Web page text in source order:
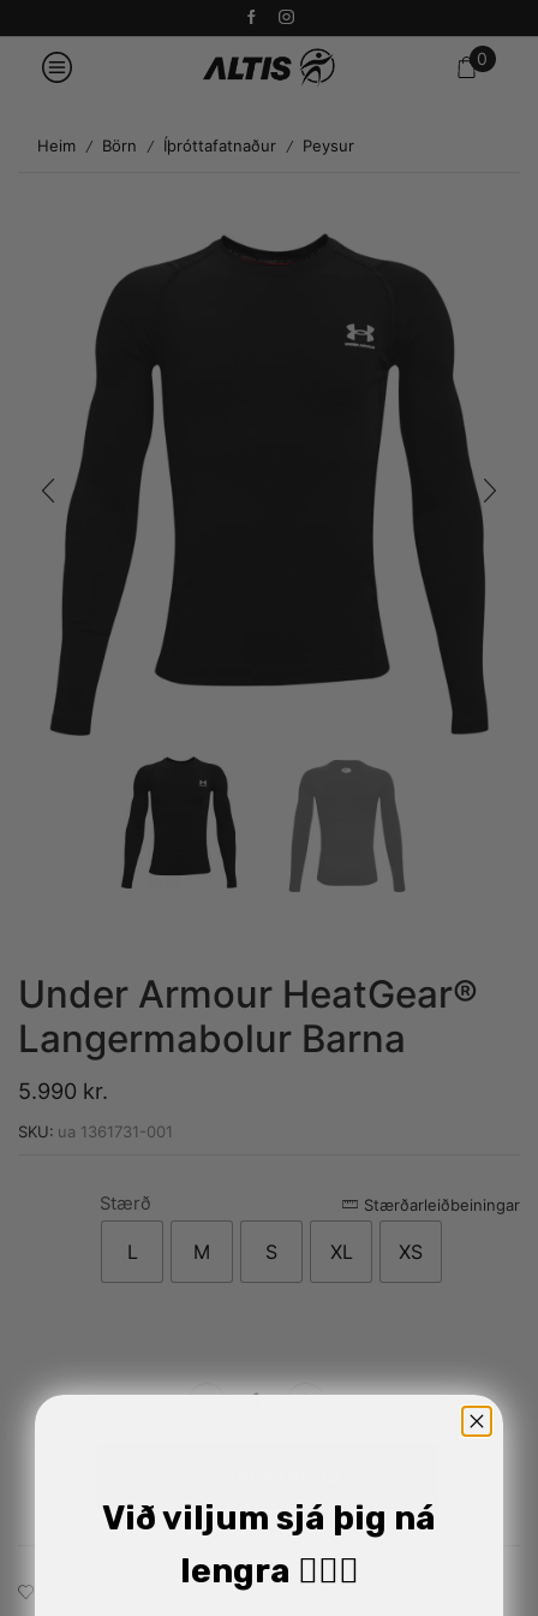
0
Heim / Börn / Íþróttafatnaður / Peysur
Under Armour HeatGear®
Langermabolur Barna
5.990 kr.
SKU: ua 1361731-001
Stærðarleiðbeiningar
Stærð
L M S XL XS
Alternative:
Við viljum sjá þig ná
lengra 🏋🏼‍♂️